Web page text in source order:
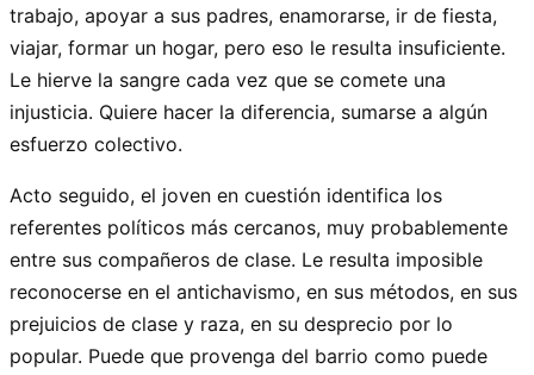
trabajo, apoyar a sus padres, enamorarse, ir de fiesta,
viajar, formar un hogar, pero eso le resulta insuficiente.
Le hierve la sangre cada vez que se comete una
injusticia. Quiere hacer la diferencia, sumarse a algún
esfuerzo colectivo.
Acto seguido, el joven en cuestión identifica los
referentes políticos más cercanos, muy probablemente
entre sus compañeros de clase. Le resulta imposible
reconocerse en el antichavismo, en sus métodos, en sus
prejuicios de clase y raza, en su desprecio por lo
popular. Puede que provenga del barrio como puede